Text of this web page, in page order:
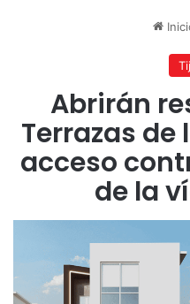
Abrirán
Terrazas de
acceso
de la